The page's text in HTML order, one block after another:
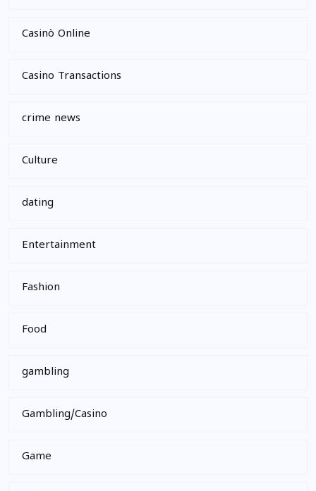
Casinò Online
Casino Transactions
crime news
Culture
dating
Entertainment
Fashion
Food
gambling
Gambling/Casino
Game